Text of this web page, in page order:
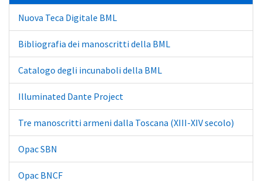
Nuova Teca Digitale BML
Bibliografia dei manoscritti della BML
Catalogo degli incunaboli della BML
Illuminated Dante Project
Tre manoscritti armeni dalla Toscana (XIII-XIV secolo)
Opac SBN
Opac BNCF